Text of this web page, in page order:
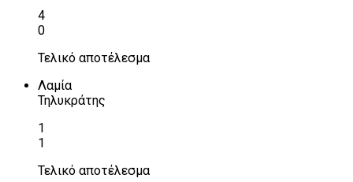
4
0
Τελικό αποτέλεσμα
Λαμία
Τηλυκράτης
1
1
Τελικό αποτέλεσμα